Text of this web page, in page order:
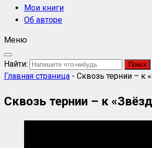
Мои книги
Об авторе
Меню
Найти:
Главная страница - Сквозь тернии – к
Сквозь тернии – к